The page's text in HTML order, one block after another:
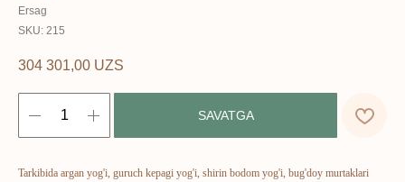
Ersag
SKU: 215
304 301,00 UZS
SAVATGA
Tarkibida argan yog'i, guruch kepagi yog'i, shirin bodom yog'i, bug'doy murtaklari